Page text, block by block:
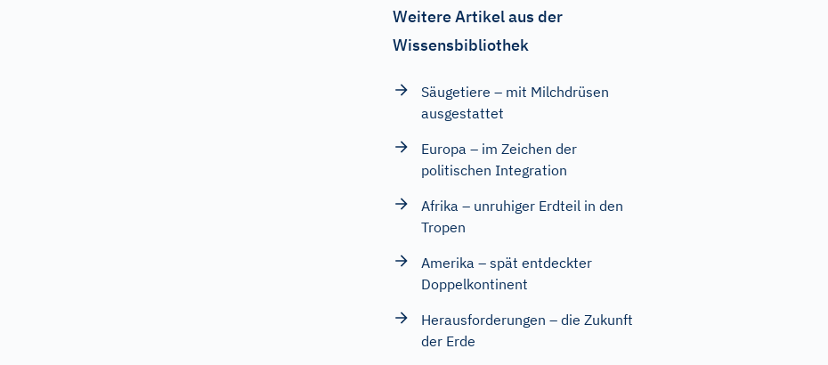
Weitere Artikel aus der
Wissensbibliothek
Säugetiere – mit Milchdrüsen
ausgestattet
Europa – im Zeichen der
politischen Integration
Afrika – unruhiger Erdteil in den
Tropen
Amerika – spät entdeckter
Doppelkontinent
Herausforderungen – die Zukunft
der Erde